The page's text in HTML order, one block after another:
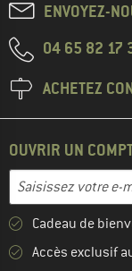
ENVOYEZ-
04 65 82 17
ACHETEZ
OUVRIR UN
Adresse e-mail
Entrez votre
Cadeau de
Accès exclusif